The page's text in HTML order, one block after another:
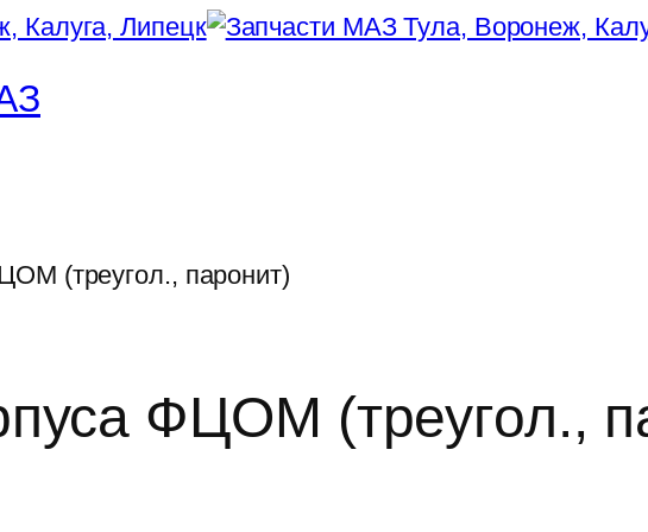
(треугол., паронит)
ФЦОМ (треугол.,